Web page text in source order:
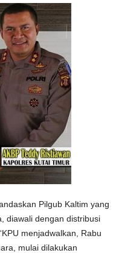
Pilgub Kaltim yang
diawali dengan distribusi
menjadwalkan, Rabu
mulai dilakukan